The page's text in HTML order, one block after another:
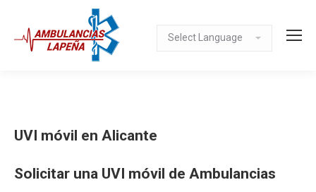
UVI móvil en Alicante
Solicitar una UVI móvil de Ambulancias